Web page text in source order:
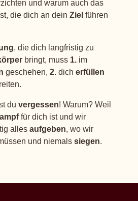
und warum auch das
die dich an dein Ziel führen
, die dich langfristig zu
bringt, muss 1.im
geschehen, 2.dich erfüllen
du vergessen! Warum? Weil
für dich ist und wir
alles aufgeben, wo wir
und niemals siegen.